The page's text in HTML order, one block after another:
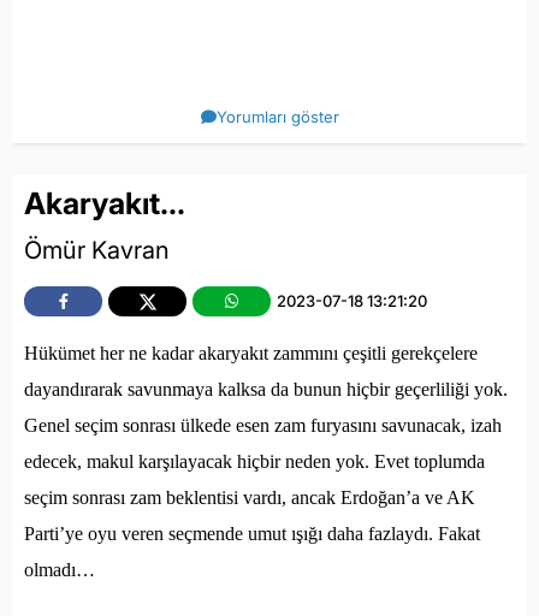
Yorumları göster
Akaryakıt…
Ömür Kavran
2023-07-18 13:21:20
Hükümet her ne kadar akaryakıt zammını çeşitli gerekçelere
dayandırarak savunmaya kalksa da bunun hiçbir geçerliliği yok.
Genel seçim sonrası ülkede esen zam furyasını savunacak, izah
edecek, makul karşılayacak hiçbir neden yok. Evet toplumda
seçim sonrası zam beklentisi vardı, ancak Erdoğan’a ve AK
Parti’ye oyu veren seçmende umut ışığı daha fazlaydı. Fakat
olmadı…